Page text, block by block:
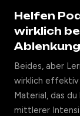
Helfen
wirklich
Beides, aber
wirklich effektiv
Material, das
mittlerer